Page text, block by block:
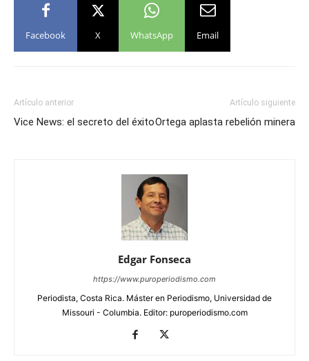
Facebook X WhatsApp Email
Artículo anterior
Vice News: el secreto del éxito
Artículo siguiente
Ortega aplasta rebelión minera
Edgar Fonseca
https://www.puroperiodismo.com
Periodista, Costa Rica. Máster en Periodismo, Universidad de
Missouri - Columbia. Editor: puroperiodismo.com